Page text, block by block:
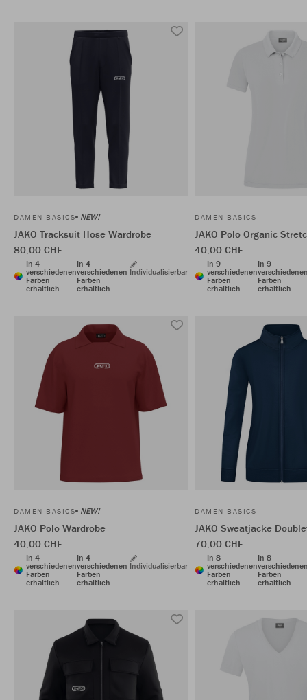
DAMEN BASICS NEW!
JAKO Tracksuit Hose Wardrobe
80,00 CHF
In 4
verschiedenen
Farben
erhältlich
In 4
verschiedenen
Farben
erhältlich
Individualisierbar
DAMEN BASICS
JAKO Polo Organic
40,00 CHF
In 9
verschiedenen
Farben
erhältlich
In 9
Farben
erhältlich
DAMEN BASICS NEW!
JAKO Polo Wardrobe
40,00 CHF
In 4
verschiedenen
Farben
erhältlich
In 4
verschiedenen
Farben
erhältlich
Individualisierbar
DAMEN BASICS
JAKO Sweatjacke
70,00 CHF
In 8
verschiedenen
Farben
erhältlich
In 8
Farben
erhältlich